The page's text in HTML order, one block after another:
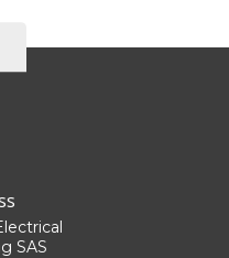
SAS